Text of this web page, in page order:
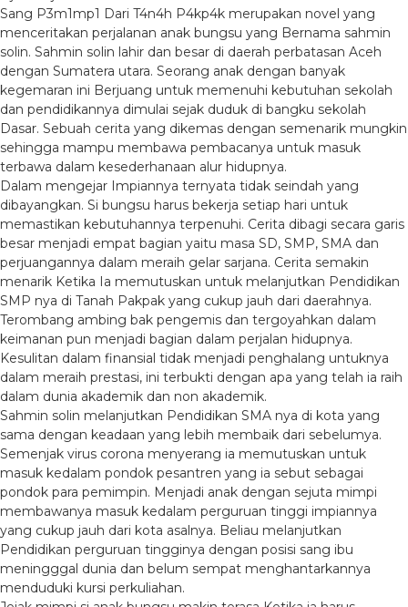
Sang P3m1mp1 Dari T4n4h P4kp4k merupakan novel yang
menceritakan perjalanan anak bungsu yang Bernama sahmin
solin. Sahmin solin lahir dan besar di daerah perbatasan Aceh
dengan Sumatera utara. Seorang anak dengan banyak
kegemaran ini Berjuang untuk memenuhi kebutuhan sekolah
dan pendidikannya dimulai sejak duduk di bangku sekolah
Dasar. Sebuah cerita yang dikemas dengan semenarik mungkin
sehingga mampu membawa pembacanya untuk masuk
terbawa dalam kesederhanaan alur hidupnya.
Dalam mengejar Impiannya ternyata tidak seindah yang
dibayangkan. Si bungsu harus bekerja setiap hari untuk
memastikan kebutuhannya terpenuhi. Cerita dibagi secara garis
besar menjadi empat bagian yaitu masa SD, SMP, SMA dan
perjuangannya dalam meraih gelar sarjana. Cerita semakin
menarik Ketika Ia memutuskan untuk melanjutkan Pendidikan
SMP nya di Tanah Pakpak yang cukup jauh dari daerahnya.
Terombang ambing bak pengemis dan tergoyahkan dalam
keimanan pun menjadi bagian dalam perjalan hidupnya.
Kesulitan dalam finansial tidak menjadi penghalang untuknya
dalam meraih prestasi, ini terbukti dengan apa yang telah ia raih
dalam dunia akademik dan non akademik.
Sahmin solin melanjutkan Pendidikan SMA nya di kota yang
sama dengan keadaan yang lebih membaik dari sebelumya.
Semenjak virus corona menyerang ia memutuskan untuk
masuk kedalam pondok pesantren yang ia sebut sebagai
pondok para pemimpin. Menjadi anak dengan sejuta mimpi
membawanya masuk kedalam perguruan tinggi impiannya
yang cukup jauh dari kota asalnya. Beliau melanjutkan
Pendidikan perguruan tingginya dengan posisi sang ibu
meningggal dunia dan belum sempat menghantarkannya
menduduki kursi perkuliahan.